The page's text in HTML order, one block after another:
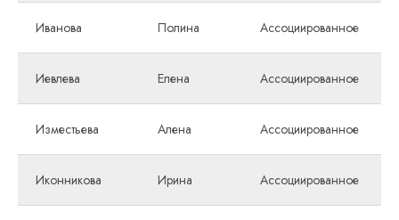
Иванова Полина Ассоциированное
Иевлева Елена Ассоциированное
Изместьева Алена Ассоциированное
Иконникова Ирина Ассоциированное